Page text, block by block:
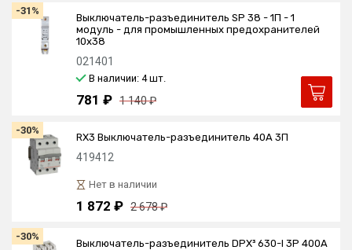
-31%
Выключатель-разъединитель SP 38 - 1П - 1
модуль - для промышленных предохранителей
10х38
021401
В наличии: 4шт.
781 ₽ 1 140 ₽
-30%
RX3 Выключатель-разъединитель 40А 3П
419412
Нет в наличии
1 872 ₽ 2 678 ₽
-30%
Выключатель-разъединитель DPX³ 630-I 3P 400A